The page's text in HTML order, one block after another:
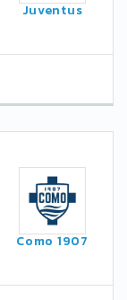
Juventus
Como 1907